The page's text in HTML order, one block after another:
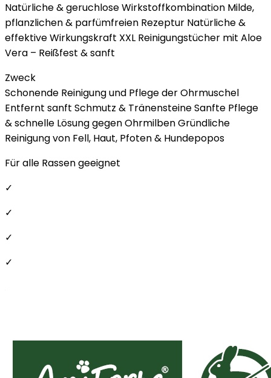
Natürliche & geruchlose Wirkstoffkombination Milde,
pflanzlichen & parfümfreien Rezeptur Natürliche &
effektive Wirkungskraft XXL Reinigungstücher mit Aloe
Vera – Reißfest & sanft
Zweck
Schonende Reinigung und Pflege der Ohrmuschel
Entfernt sanft Schmutz & Tränensteine Sanfte Pflege
& schnelle Lösung gegen Ohrmilben Gründliche
Reinigung von Fell, Haut, Pfoten & Hundepopos
Für alle Rassen geeignet
✓
✓
✓
✓